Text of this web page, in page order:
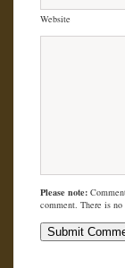
Website
Please note:
comment. There is